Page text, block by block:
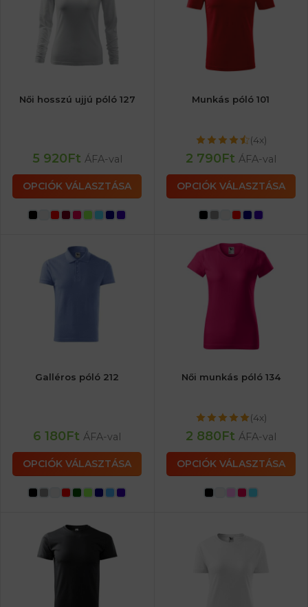
Női hosszú ujjú póló 127
5 920Ft ÁFA-val
OPCIÓK VÁLASZTÁSA
Munkás póló 101
(4x)
2 790Ft ÁFA-val
OPCIÓK VÁLASZTÁSA
Galléros póló 212
6 180Ft ÁFA-val
OPCIÓK VÁLASZTÁSA
Női munkás póló 134
(4x)
2 880Ft ÁFA-val
OPCIÓK VÁLASZTÁSA